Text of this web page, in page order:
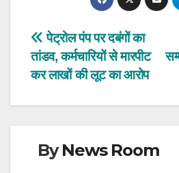
Post
navigation
पेट्रोल पंप पर दबंगों का
तांडव, कर्मचारियों से मारपीट
कर लाखों की लूट का आरोप
ByNews Room